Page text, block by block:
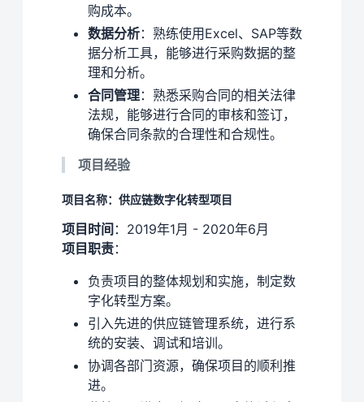
购成本。
数据分析：熟练使用Excel、SAP等数
据分析工具，能够进行采购数据的整
理和分析。
合同管理：熟悉采购合同的相关法律
法规，能够进行合同的审核和签订，
确保合同条款的合理性和合规性。
项目经验
项目名称：供应链数字化转型项目
项目时间 ：2019年1月 - 2020年6月
项目职责：
负责项目的整体规划和实施，制定数
字化转型方案。
引入先进的供应链管理系统，进行系
统的安装、调试和培训。
协调各部门资源，确保项目的顺利推
进。